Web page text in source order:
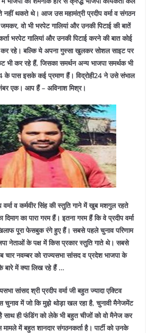
नहीं थकते थे। आज उस महामंत्री प्रदीप वर्मा व संगठन
जमकर, वो भी भरपेट गालियां और उनकी पिटाई की बातें
भरपेट गालियां और उनकी पिटाई करने की बात कोई
रहे। बल्कि ये अपना गुस्सा खुलकर सोशल साइट पर
भी कर रहे हैं, जिसका समर्थन अन्य भाजपा समर्थक भी
के पास इसके कई प्रमाण हैं। विद्रोही24 ने उसे संभाल
एक। आप हैं – अविनाश मिश्र।
व कर्मवीर सिंह की स्तुति गाने में खुब मशगुल रहते
का पारा गरम हैं। इतना गरम हैं कि वे प्रदीप वर्मा
पूरा फेसबुक रंगे हुए हैं। सबसे पहले चुनाव परिणाम
नेताओं के पक्ष में किस प्रकार स्तुति गाते थे। सबसे
चार नवम्बर को राज्यसभा सांसद व प्रदेश भाजपा के
के बारे में क्या लिख रहे हैं …
सांसद श्री प्रदीप वर्मा जी बहुत ज्यादा एक्टिव
में जो कि मुझे थोड़ा खल रहा है, चुनावी मैनेजमेंट
है साथ ही फंडिंग को लेके भी बहुत चीजों को वो मैनेज कर
में बहुत शानदार संगठनकर्ता है।पार्टी को उनके